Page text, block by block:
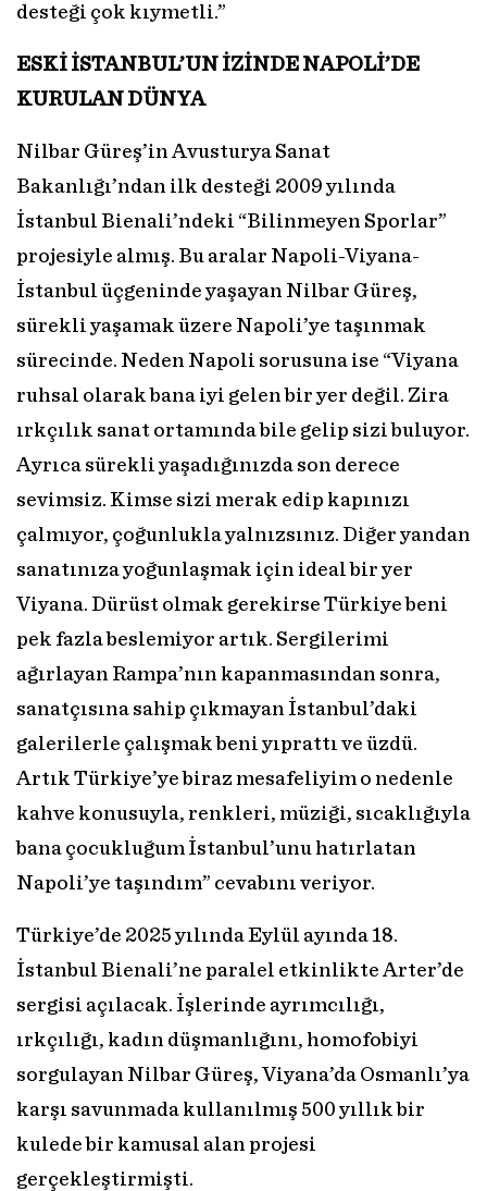
desteği çok kıymetli.”
ESKİ İSTANBUL’UN İZİNDE NAPOLİ’DE
KURULAN DÜNYA
Nilbar Güreş’in Avusturya Sanat
Bakanlığı’ndan ilk desteği 2009 yılında
İstanbul Bienali’ndeki “Bilinmeyen Sporlar”
projesiyle almış. Bu aralar Napoli-Viyana-
İstanbul üçgeninde yaşayan Nilbar Güreş,
sürekli yaşamak üzere Napoli’ye taşınmak
sürecinde. Neden Napoli sorusuna ise “Viyana
ruhsal olarak bana iyi gelen bir yer değil. Zira
ırkçılık sanat ortamında bile gelip sizi buluyor.
Ayrıca sürekli yaşadığınızda son derece
sevimsiz. Kimse sizi merak edip kapınızı
çalmıyor, çoğunlukla yalnızsınız. Diğer yandan
sanatınıza yoğunlaşmak için ideal bir yer
Viyana. Dürüst olmak gerekirse Türkiye beni
pek fazla beslemiyor artık. Sergilerimi
ağırlayan Rampa’nın kapanmasından sonra,
sanatçısına sahip çıkmayan İstanbul’daki
galerilerle çalışmak beni yıprattı ve üzdü.
Artık Türkiye’ye biraz mesafeliyim o nedenle
kahve konusuyla, renkleri, müziği, sıcaklığıyla
bana çocukluğum İstanbul’unu hatırlatan
Napoli’ye taşındım” cevabını veriyor.
Türkiye’de 2025 yılında Eylül ayında 18.
İstanbul Bienali’ne paralel etkinlikte Arter’de
sergisi açılacak. İşlerinde ayrımcılığı,
ırkçılığı, kadın düşmanlığını, homofobiyi
sorgulayan Nilbar Güreş, Viyana’da Osmanlı’ya
karşı savunmada kullanılmış 500 yıllık bir
kulede bir kamusal alan projesi
gerçekleştirmişti.